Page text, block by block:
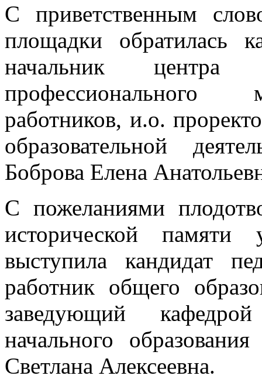
С приветственным
площадки обратилась
начальник центра
профессионального
работников, и.о.
образовательной
Боброва Елена
С пожеланиями
исторической памяти
выступила кандидат
работник общего
заведующий
начального
Светлана Алексеевна.